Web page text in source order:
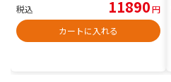
税込 11890円
カートに入れる